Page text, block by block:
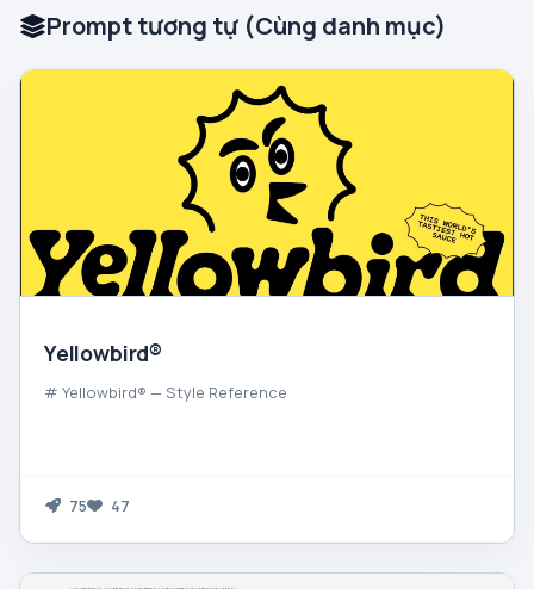
Prompt tương tự (Cùng danh mục)
Yellowbird®
# Yellowbird® — Style Reference
75 47